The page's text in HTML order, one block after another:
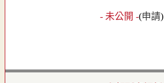
- 未公開 -(申請)